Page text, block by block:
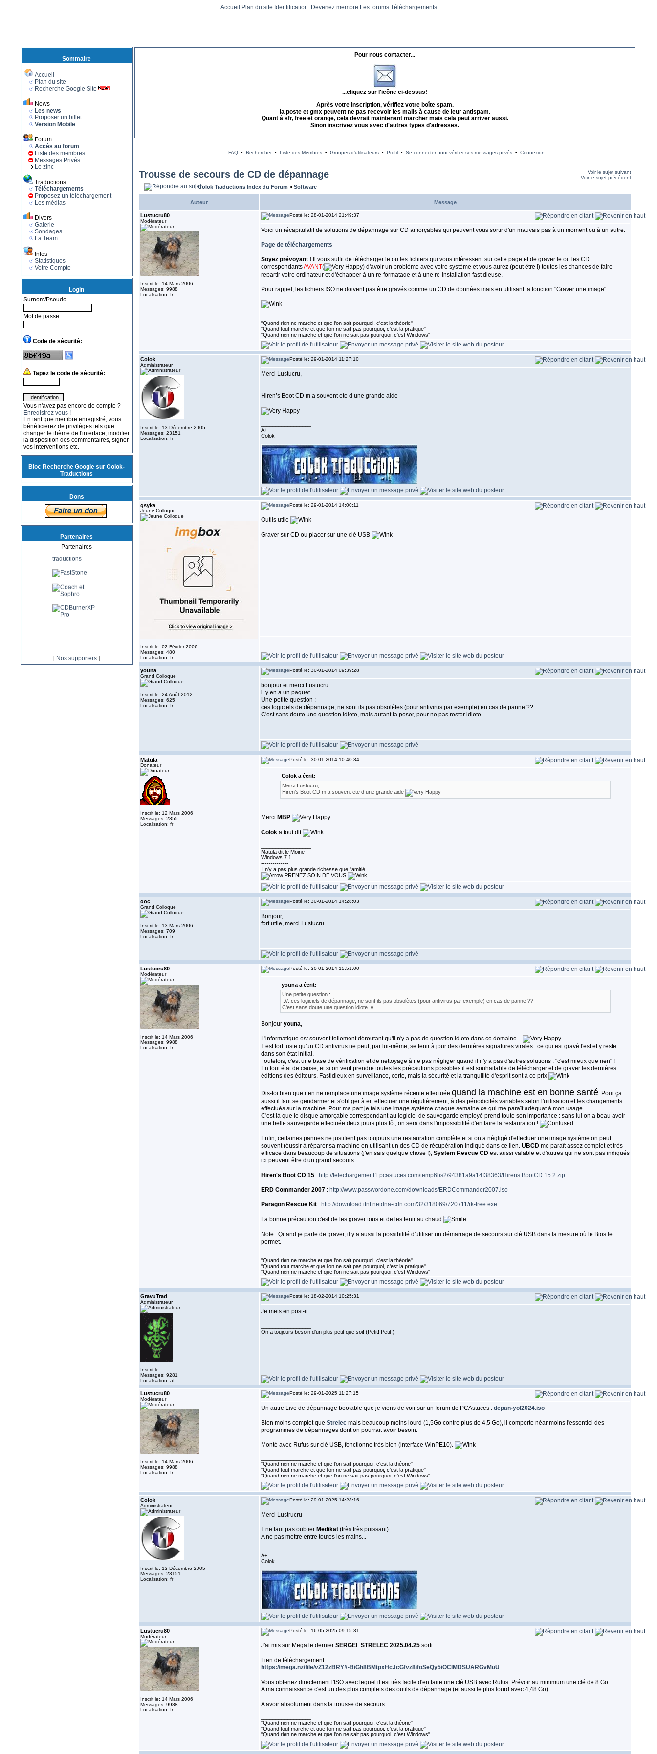
Accueil Plan du site Identification Devenez membre Les forums Téléchargements
Sommaire
Accueil
Plan du site
Recherche Google Site
News
Les news
Proposer un billet
Version Mobile
Forum
Accès au forum
Liste des membres
Messages Privés
Le zinc
Traductions
Téléchargements
Proposez un téléchargement
Les médias
Divers
Galerie
Sondages
La Team
Infos
Statistiques
Votre Compte
Login
Surnom/Pseudo
Mot de passe
Code de sécurité:
Tapez le code de sécurité:
Vous n'avez pas encore de compte ?
Enregistrez vous !
En tant que membre enregistré, vous
bénéficierez de privilèges tels que:
changer le thème de l'interface, modifier
la disposition des commentaires, signer
vos interventions etc.
Bloc Recherche Google sur Colok-
Traductions
Dons
Partenaires
Partenaires
[ Nos supporters ]
Pour nous contacter...
...cliquez sur l'icône ci-dessus!
Après votre inscription, vérifiez votre boîte spam.
la poste et gmx peuvent ne pas recevoir les mails à cause de leur antispam.
Quant à sfr, free et orange, cela devrait maintenant marcher mais cela peut arriver aussi.
Sinon inscrivez vous avec d'autres types d'adresses.
FAQ• Rechercher• Liste des Membres• Groupes d'utilisateurs• Profil• Se connecter pour vérifier ses messages privés• Connexion
Trousse de secours de CD de dépannage
Voir le sujet suivant
Voir le sujet précédent
Colok Traductions Index du Forum » Software
Auteur Message
Lustucru80
Modérateur
Inscrit le: 14 Mars 2006
Messages: 9988
Localisation: fr
Posté le: 28-01-2014 21:49:37
Voici un récapitulatif de solutions de dépannage sur CD amorçables qui peuvent vous sortir d'un mauvais pas à un moment ou à un autre.
Page de téléchargements
Soyez prévoyant ! Il vous suffit de télécharger le ou les fichiers qui vous intéressent sur cette page et de graver le ou les CD
correspondantsAVANT(
) d'avoir un problème avec votre système et vous aurez (peut être !) toutes les chances de faire
repartir votre ordinateur et d'échapper à un re-formatage et à une ré-installation fastidieuse.
Pour rappel, les fichiers ISO ne doivent pas être gravés comme un CD de données mais en utilisant la fonction "Graver une image"
"Quand rien ne marche et que l'on sait pourquoi, c'est la théorie"
"Quand tout marche et que l'on ne sait pas pourquoi, c'est la pratique"
"Quand rien ne marche et que l'on ne sait pas pourquoi, c'est Windows"
Colok
Administrateur
Inscrit le: 13 Décembre 2005
Messages: 23151
Localisation: fr
Posté le: 29-01-2014 11:27:10
Merci Lustucru,
Hiren’s Boot CD m a souvent ete d une grande aide
A+
Colok
gsyka
Jeune Colloque
Inscrit le: 02 Février 2006
Messages: 480
Localisation: fr
Posté le: 29-01-2014 14:00:11
Outils utile
Graver sur CD ou placer sur une clé USB
youna
Grand Colloque
Inscrit le: 24 Août 2012
Messages: 625
Localisation: fr
Posté le: 30-01-2014 09:39:28
bonjour et merci Lustucru
il y en a un paquet....
Une petite question :
ces logiciels de dépannage, ne sont ils pas obsolètes (pour antivirus par exemple) en cas de panne ??
C'est sans doute une question idiote, mais autant la poser, pour ne pas rester idiote.
Matula
Donateur
Inscrit le: 12 Mars 2006
Messages: 2855
Localisation: fr
Posté le: 30-01-2014 10:40:34
Colok a écrit:
Merci Lustucru,
Hiren’s Boot CD m a souvent ete d une grande aide
Merci MBP
Coloka tout dit
Matula dit le Moine
Windows 7.1
--------------
Il n'y a pas plus grande richesse que l'amitié.
PRENEZ SOIN DE VOUS
doc
Grand Colloque
Inscrit le: 13 Mars 2006
Messages: 709
Localisation: fr
Posté le: 30-01-2014 14:28:03
Bonjour,
fort utile, merci Lustucru
Lustucru80
Modérateur
Inscrit le: 14 Mars 2006
Messages: 9988
Localisation: fr
Posté le: 30-01-2014 15:51:00
youna a écrit:
Une petite question :
..//..ces logiciels de dépannage, ne sont ils pas obsolètes (pour antivirus par exemple) en cas de panne ??
C'est sans doute une question idiote..//..
Bonjour youna,
L'informatique est souvent tellement déroutant qu'il n'y a pas de question idiote dans ce domaine...
Il est fort juste qu'un CD antivirus ne peut, par lui-même, se tenir à jour des dernières signatures virales : ce qui est gravé l'est et y reste
dans son état initial.
Toutefois, c'est une base de vérification et de nettoyage à ne pas négliger quand il n'y a pas d'autres solutions : "c'est mieux que rien" !
En tout état de cause, et si on veut prendre toutes les précautions possibles il est souhaitable de télécharger et de graver les dernières
éditions des éditeurs. Fastidieux en surveillance, certe, mais la sécurité et la tranquilité d'esprit sont à ce prix
Dis-toi bien que rien ne remplace une image système récente effectuée quand la machine est en bonne santé. Pour ça
aussi il faut se gendarmer et s'obliger à en effectuer une régulièrement, à des périodicités variables selon l'utilisation et les changements
effectués sur la machine. Pour ma part je fais une image système chaque semaine ce qui me paraît adéquat à mon usage.
C'est là que le disque amorçable correspondant au logiciel de sauvegarde employé prend toute son importance : sans lui on a beau avoir
une belle sauvegarde effectuée deux jours plus tôt, on sera dans l'impossibilité d'en faire la restauration !
Enfin, certaines pannes ne justifient pas toujours une restauration complète et si on a négligé d'effectuer une image système on peut
souvent réussir à réparer sa machine en utilisant un des CD de récupération indiqué dans ce lien.UBCDme paraît assez complet et très
efficace dans beaucoup de situations (j'en sais quelque chose !), System Rescue CDest aussi valable et d'autres qui ne sont pas indiqués
ici peuvent être d'un grand secours :
Hiren's Boot CD 15: http://telechargement1.pcastuces.com/temp6bs2/94381a9a14f38363/Hirens.BootCD.15.2.zip
ERD Commander 2007: http://www.passwordone.com/downloads/ERDCommander2007.iso
Paragon Rescue Kit: http://download.itnt.netdna-cdn.com/32/318069/720711/rk-free.exe
La bonne précaution c'est de les graver tous et de les tenir au chaud
Note : Quand je parle de graver, il y a aussi la possibilité d'utiliser un démarrage de secours sur clé USB dans la mesure où le Bios le
permet.
"Quand rien ne marche et que l'on sait pourquoi, c'est la théorie"
"Quand tout marche et que l'on ne sait pas pourquoi, c'est la pratique"
"Quand rien ne marche et que l'on ne sait pas pourquoi, c'est Windows"
GravuTrad
Administrateur
Inscrit le:
Messages: 9281
Localisation: af
Posté le: 18-02-2014 10:25:31
Je mets en post-it.
On a toujours besoin d'un plus petit que soi! (Petit! Petit!)
Lustucru80
Modérateur
Inscrit le: 14 Mars 2006
Messages: 9988
Localisation: fr
Posté le: 29-01-2025 11:27:15
Un autre Live de dépannage bootable que je viens de voir sur un forum de PCAstuces : depan-yol2024.iso
Bien moins complet que Strelecmais beaucoup moins lourd (1,5Go contre plus de 4,5 Go), il comporte néanmoins l'essentiel des
programmes de dépannages dont on pourrait avoir besoin.
Monté avec Rufus sur clé USB, fonctionne très bien (interface WinPE10).
"Quand rien ne marche et que l'on sait pourquoi, c'est la théorie"
"Quand tout marche et que l'on ne sait pas pourquoi, c'est la pratique"
"Quand rien ne marche et que l'on ne sait pas pourquoi, c'est Windows"
Colok
Administrateur
Inscrit le: 13 Décembre 2005
Messages: 23151
Localisation: fr
Posté le: 29-01-2025 14:23:16
Merci Lustrucru
Il ne faut pas oublier Medikat (très très puissant)
A ne pas mettre entre toutes les mains...
A+
Colok
Lustucru80
Modérateur
Inscrit le: 14 Mars 2006
Messages: 9988
Localisation: fr
Posté le: 16-05-2025 09:15:31
J'ai mis sur Mega le dernier SERGEI_STRELEC 2025.04.25sorti.
Lien de téléchargement :
https://mega.nz/file/vZ12zBRY#-BiGh8BMtpxHcJcGfvz8ifoSeQy5iOClMDSUARGvMuU
Vous obtenez directement l'ISO avec lequel il est très facile d'en faire une clé USB avec Rufus. Prévoir au minimum une clé de 8 Go.
A ma connaissance c'est un des plus complets des outils de dépannage (et aussi le plus lourd avec 4,48 Go).
A avoir absolument dans la trousse de secours.
"Quand rien ne marche et que l'on sait pourquoi, c'est la théorie"
"Quand tout marche et que l'on ne sait pas pourquoi, c'est la pratique"
"Quand rien ne marche et que l'on ne sait pas pourquoi, c'est Windows"